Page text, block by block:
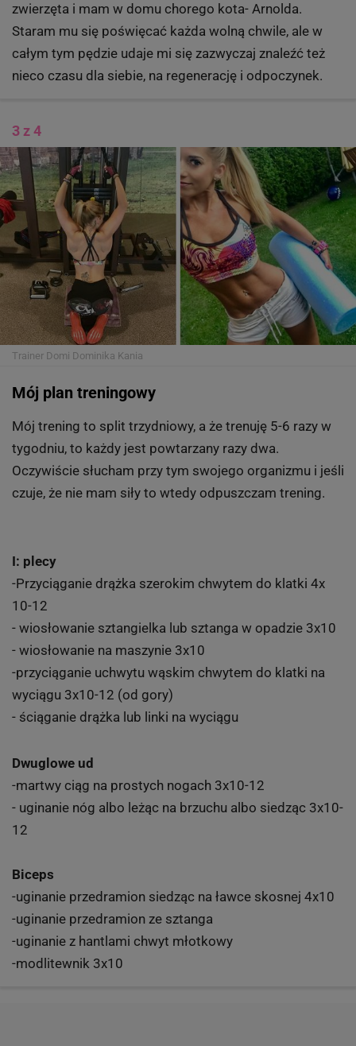
zwierzęta i mam w domu chorego kota- Arnolda.
Staram mu się poświęcać każda wolną chwile, ale w
całym tym pędzie udaje mi się zazwyczaj znaleźć też
nieco czasu dla siebie, na regenerację i odpoczynek.
3 z 4
Trainer Domi Dominika Kania
Mój plan treningowy
Mój trening to split trzydniowy, a że trenuję 5-6 razy w
tygodniu, to każdy jest powtarzany razy dwa.
Oczywiście słucham przy tym swojego organizmu i jeśli
czuje, że nie mam siły to wtedy odpuszczam trening.
I: plecy
-Przyciąganie drążka szerokim chwytem do klatki 4x
10-12
- wiosłowanie sztangielka lub sztanga w opadzie 3x10
- wiosłowanie na maszynie 3x10
-przyciąganie uchwytu wąskim chwytem do klatki na
wyciągu 3x10-12 (od gory)
- ściąganie drążka lub linki na wyciągu
Dwuglowe ud
-martwy ciąg na prostych nogach 3x10-12
- uginanie nóg albo leżąc na brzuchu albo siedząc 3x10-
12
Biceps
-uginanie przedramion siedząc na ławce skosnej 4x10
-uginanie przedramion ze sztanga
-uginanie z hantlami chwyt młotkowy
-modlitewnik 3x10